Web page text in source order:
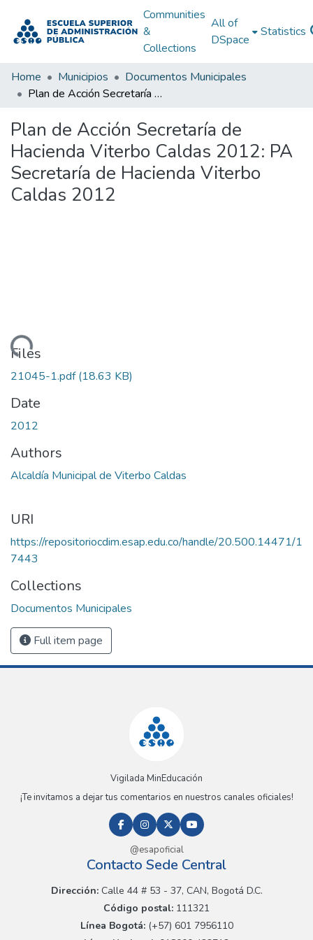
Communities
&
Collections
All of
DSpace
Statistics
Home Municipios
Documentos Municipales
Plan de Acción Secretaría de Hacienda Viterbo Caldas 2012: PA Secretaría de Hacienda Viterbo Caldas 2012
Plan de Acción Secretaría de
Hacienda Viterbo Caldas 2012: PA
Secretaría de Hacienda Viterbo
Caldas 2012
Loading...
Files
21045-1.pdf(18.63 KB)
Date
2012
Authors
Alcaldía Municipal de Viterbo Caldas
URI
https://repositoriocdim.esap.edu.co/handle/20.500.14471/1
7443
Collections
Documentos Municipales
Full item page
Vigilada MinEducación
¡Te invitamos a dejar tus comentarios en nuestros canales oficiales!
@esapoficial
Contacto Sede Central
Dirección:Calle 44 # 53 - 37, CAN, Bogotá D.C.
Código postal: 111321
Línea Bogotá:(+57) 601 7956110